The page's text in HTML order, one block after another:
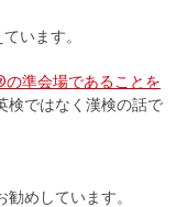
います。
準会場であることを
検ではなく漢検の話で
めしています。